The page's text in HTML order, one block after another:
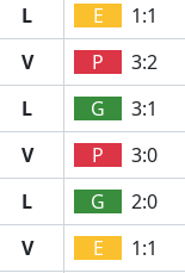
L E 1:1
V P 3:2
L G 3:1
V P 3:0
L G 2:0
V E 1:1